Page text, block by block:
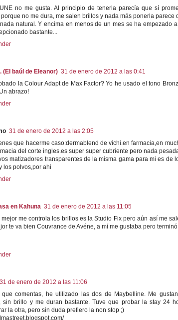
no me gusta. Al principio de tenerla parecía que sí
no me dura, me salen brillos y nada más ponerla parece
natural. Y encima en menos de un mes se ha empezado
bastante...
(El baúl de Eleanor) 31 de enero de 2012 a las 0:41
la Colour Adapt de Max Factor? Yo he usado el tono
abrazo!
31 de enero de 2012 a las 2:05
que hacerme caso:dermablend de vichi.en farmacia,en
del corte ingles.es super super cubriente pero nada
matizadores transparentes de la misma gama para mi es de
los polvos,por ahi
en Kahuna 31 de enero de 2012 a las 11:05
mejor me controla los brillos es la Studio Fix pero aún así me
te va bien Couvrance de Avéne, a mí me gustaba pero
31 de enero de 2012 a las 11:06
comentas, he utilizado las dos de Maybelline. Me
sin brillo y me duran bastante. Tuve que probar la stay 24
la otra, pero sin duda prefiero la non stop ;)